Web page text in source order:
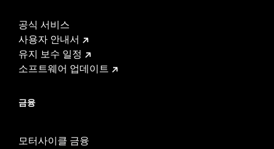
공식 서비스
사용자 안내서
유지 보수 일정
소프트웨어 업데이트
금융
모터사이클 금융